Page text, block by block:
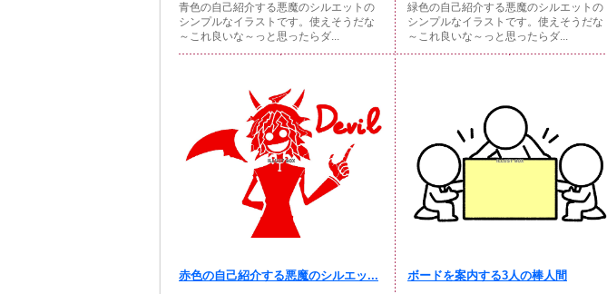
青色の自己紹介する悪魔のシルエットの
シンプルなイラストです。使えそうだな
～これ良いな～っと思ったらダ...
緑色の自己紹介する悪魔のシルエットの
シンプルなイラストです。使えそうだな
～これ良いな～っと思ったらダ...
赤色の自己紹介する悪魔のシルエッ... ボードを案内する3人の棒人間